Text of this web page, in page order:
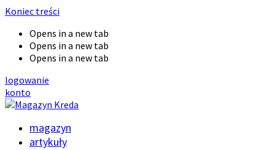
Koniec treści
Opens in a new tab
Opens in a new tab
Opens in a new tab
logowanie
konto
magazyn
artykuły